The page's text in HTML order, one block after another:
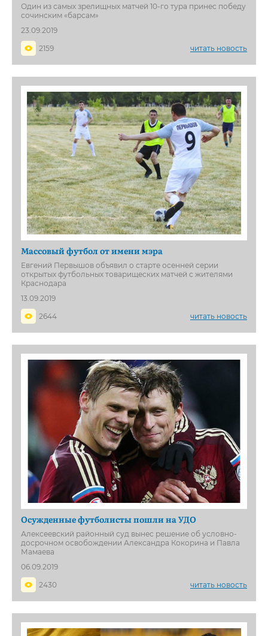
Один из самых зрелищных матчей 10-го тура принес победу
сочинским «барсам»
23.09.2019
2159
читать новость
Массовый футбол от имени мэра
Евгений Первышов объявил о старте осенней серии
открытых футбольных товарищеских матчей с жителями
Краснодара
13.09.2019
2644
читать новость
Осужденные футболисты пошли на УДО
Алексеевский районный суд вынес решение об условно-
досрочном освобождении Александра Кокорина и Павла
Мамаева
06.09.2019
2430
читать новость